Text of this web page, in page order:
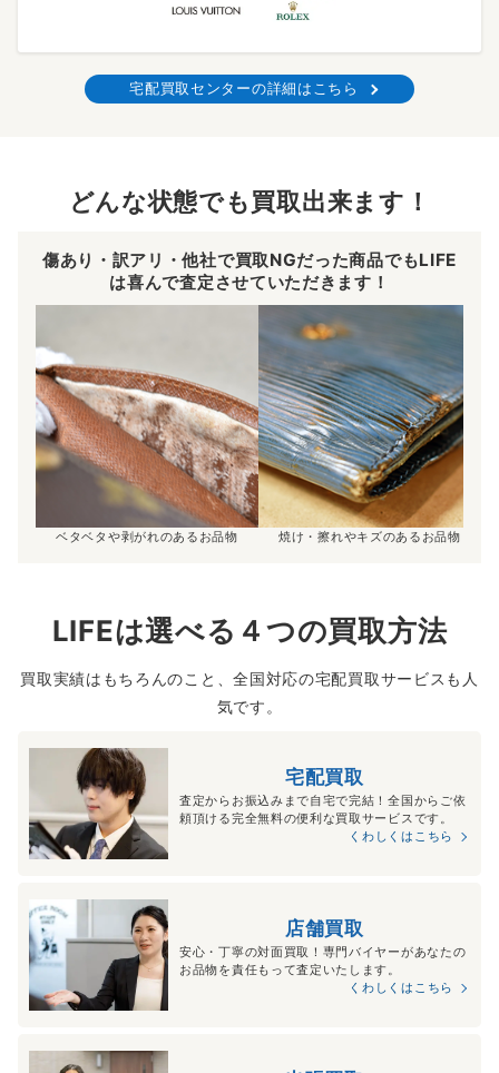
宅配買取センターの詳細はこちら
どんな状態でも買取出来ます！
傷あり・訳アリ・他社で買取NGだった商品でもLIFE
は喜んで査定させていただきます！
ベタベタや剥がれのあるお品物 焼け・擦れやキズのあるお品物
LIFEは選べる４つの買取方法
買取実績はもちろんのこと、全国対応の宅配買取サービスも人
気です。
宅配買取
査定からお振込みまで自宅で完結！全国からご依
頼頂ける完全無料の便利な買取サービスです。
くわしくはこちら
店舗買取
安心・丁寧の対面買取！専門バイヤーがあなたの
お品物を責任もって査定いたします。
くわしくはこちら